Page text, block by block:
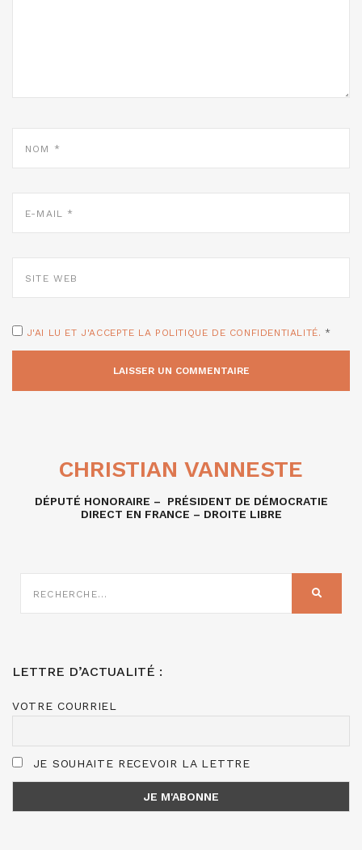
MAIL
WEB
J'AI LU ET J'ACCEPTE LA POLITIQUE DE CONFIDENTIALITÉ. *
CHRISTIAN VANNESTE
DÉPUTÉ HONORAIRE – PRÉSIDENT DE DÉMOCRATIE
DIRECT EN FRANCE – DROITE LIBRE
SUR
LETTRE D’ACTUALITÉ :
VOTRE COURRIEL
JE SOUHAITE RECEVOIR LA LETTRE